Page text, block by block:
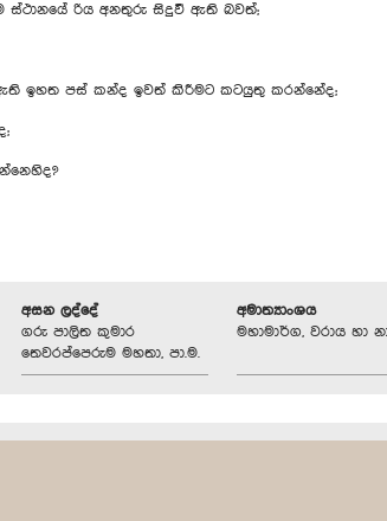
ස්ථානයේ රිය අනතුරු සිදුවී ඇති බවත්;
ඉහත පස් කන්ද ඉවත් කිරීමට කටයුතු කරන්නේද;
අසන ලද්දේ
ගරු පාලිත කුමාර
තෙවරප්පෙරුම මහතා, පා.ම.
අමාත්‍යාංශය
මහාමාර්ග, වරාය හා